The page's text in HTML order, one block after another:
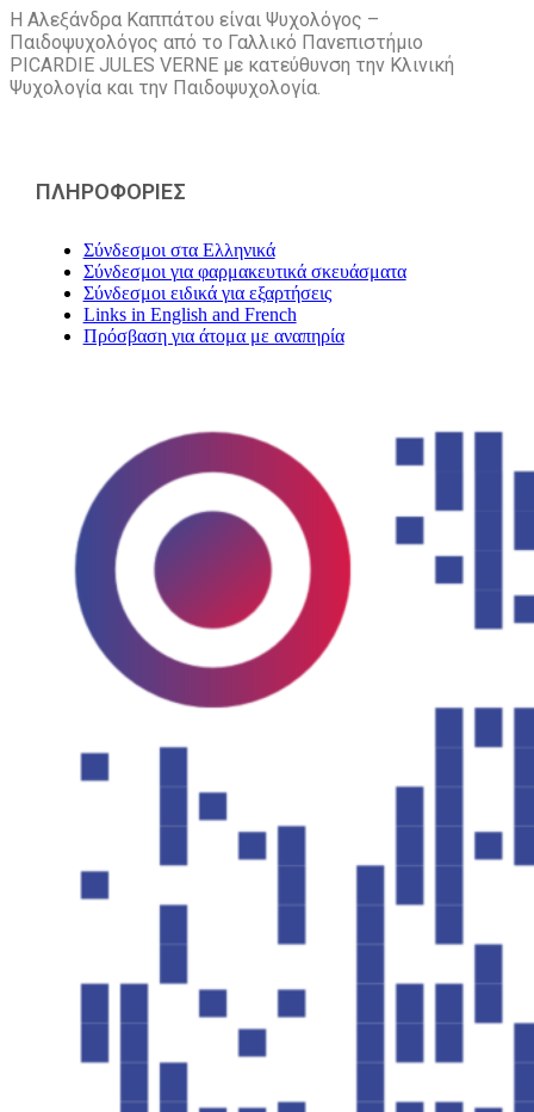
Η Αλεξάνδρα Καππάτου είναι Ψυχολόγος –
Παιδοψυχολόγος από το Γαλλικό Πανεπιστήμιο
PICARDIE JULES VERNE με κατεύθυνση την Kλινική
Ψυχολογία και την Παιδοψυχολογία.
ΠΛΗΡΟΦΟΡΙΕΣ
Σύνδεσμοι στα Ελληνικά
Σύνδεσμοι για φαρμακευτικά σκευάσματα
Σύνδεσμοι ειδικά για εξαρτήσεις
Links in English and French
Πρόσβαση για άτομα με αναπηρία